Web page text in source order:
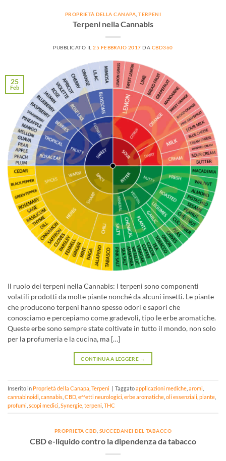
PROPRIETÀ DELLA CANAPA ,TERPENI
Terpeni nella Cannabis
PUBBLICATO IL25 FEBBRAIO 2017 DA CBD360
25
Feb
Il ruolo dei terpeni nella Cannabis: I terpeni sono componenti
volatili prodotti da molte piante nonché da alcuni insetti. Le piante
che producono terpeni hanno spesso odori e sapori che
conosciamo e percepiamo come gradevoli, tipo le erbe aromatiche.
Queste erbe sono sempre state coltivate in tutto il mondo, non solo
per la profumeria e la cucina, ma […]
CONTINUA A LEGGERE →
Inserito in Proprietà della Canapa Terpeni | Taggatoapplicazioni mediche aromi
cannabinoidi cannabis CBD effetti neurologici erbe aromatiche oli essenziali piante
profumi scopi medici Synergie terpeni THC
PROPRIETÀ CBD, SUCCEDANEI DEL TABACCO
CBD e-liquido contro la dipendenza da tabacco